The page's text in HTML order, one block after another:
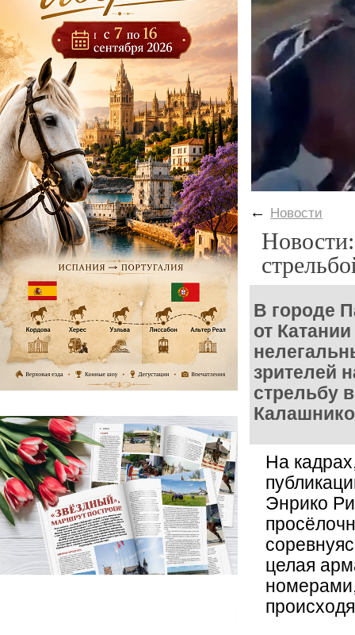
← Новости
В городе
от
зрителей
стрельбу
На
Энрико
целая